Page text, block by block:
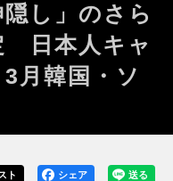
し」のさら
日本人キャ
月韓国・ソ
送る
シェア
ト